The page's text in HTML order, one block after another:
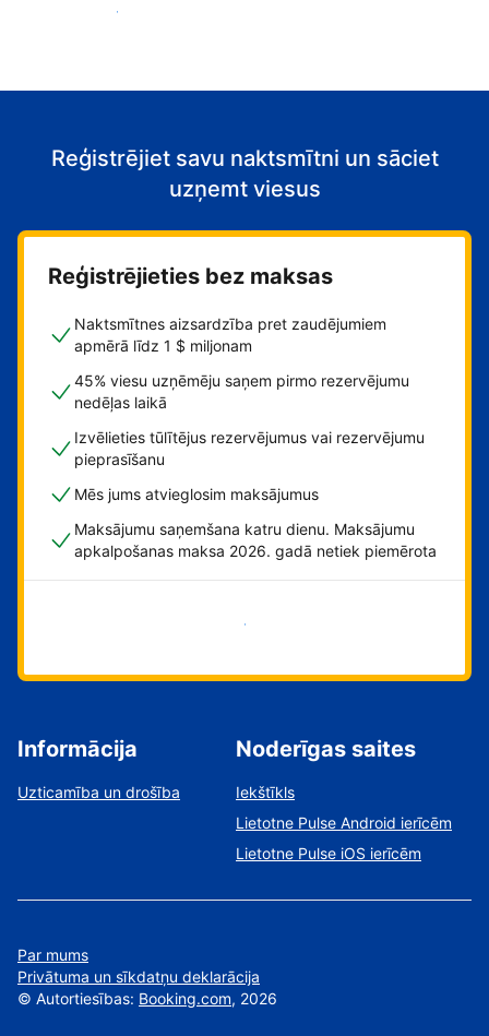
Sākt uzņemt viesus
Reģistrējiet savu naktsmītni un sāciet
uzņemt viesus
Reģistrējieties bez maksas
Naktsmītnes aizsardzība pret zaudējumiem
apmērā līdz 1 $ miljonam
45% viesu uzņēmēju saņem pirmo rezervējumu
nedēļas laikā
Izvēlieties tūlītējus rezervējumus vai rezervējumu
pieprasīšanu
Mēs jums atvieglosim maksājumus
Maksājumu saņemšana katru dienu. Maksājumu
apkalpošanas maksa 2026. gadā netiek piemērota
Sāciet tūlīt!
Informācija
Uzticamība un drošība
Noderīgas saites
Iekštīkls
Lietotne Pulse Android ierīcēm
Lietotne Pulse iOS ierīcēm
Par mums
Privātuma un sīkdatņu deklarācija
© Autortiesības: Booking.com, 2026